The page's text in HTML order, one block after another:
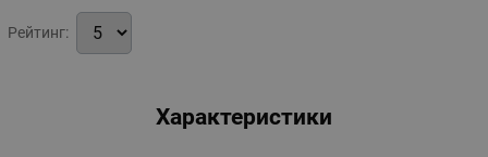
Рейтинг:
Характеристики